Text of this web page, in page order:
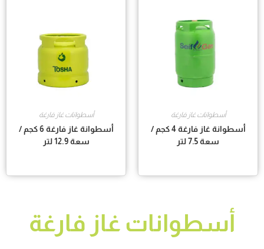
أسطوانات غاز فارغة
أسطوانة غاز فارغة 4 كجم /
سعة 7.5 لتر
أسطوانات غاز فارغة
أسطوانة غاز فارغة 6 كجم /
سعة 12.9 لتر
أسطوانات غاز فارغة